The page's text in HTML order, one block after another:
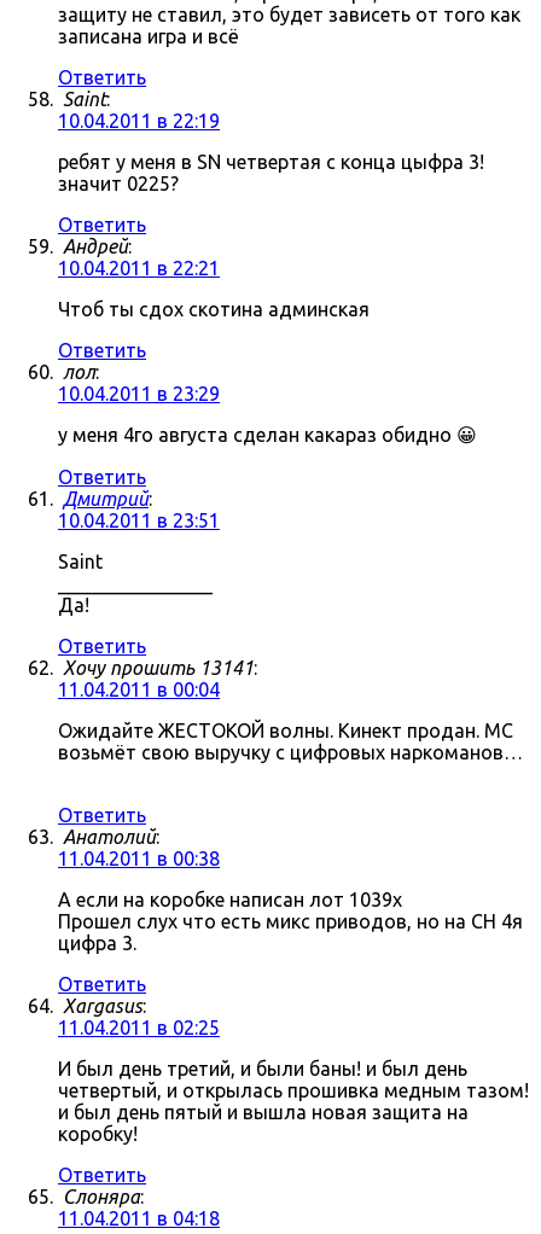
защиту не ставил, это будет зависеть от того как
записана игра и всё
Ответить
Saint:
10.04.2011 в 22:19
ребят у меня в SN четвертая с конца цыфра 3!
значит 0225?
Ответить
Андрей:
10.04.2011 в 22:21
Чтоб ты сдох скотина админская
Ответить
лол:
10.04.2011 в 23:29
у меня 4го августа сделан какараз обидно 😀
Ответить
Дмитрий:
10.04.2011 в 23:51
Saint
Да!
Ответить
Хочу прошить 13141:
11.04.2011 в 00:04
Ожидайте ЖЕСТОКОЙ волны. Кинект продан. МС
возьмёт свою выручку с цифровых наркоманов…
Ответить
Анатолий:
11.04.2011 в 00:38
А если на коробке написан лот 1039x
Прошел слух что есть микс приводов, но на СН 4я
цифра 3.
Ответить
Xargasus:
11.04.2011 в 02:25
И был день третий, и были баны! и был день
четвертый, и открылась прошивка медным тазом!
и был день пятый и вышла новая защита на
коробку!
Ответить
Слоняра:
11.04.2011 в 04:18